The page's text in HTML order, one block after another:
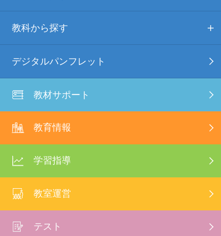
教科から探す
デジタルパンフレット
教材サポート
教育情報
学習指導
教室運営
テスト